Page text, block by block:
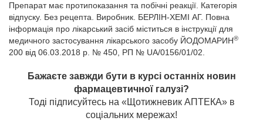
Препарат має протипоказання та побічні реакції. Категорія
відпуску. Без рецепта. Виробник. БЕРЛІН-ХЕМІ АГ. Повна
інформація про лікарський засіб міститься в інструкції для
медичного застосування лікарського засобу ЙОДОМАРИН®
200 від 06.03.2018 р. № 450, РП № UA/0156/01/02.
Бажаєте завжди бути в курсі останніх новин
фармацевтичної галузі?
Тоді підписуйтесь на «Щотижневик АПТЕКА» в
соціальних мережах!